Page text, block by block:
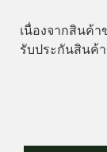
เนื่องจากสินค้า
รับประกันสินค้